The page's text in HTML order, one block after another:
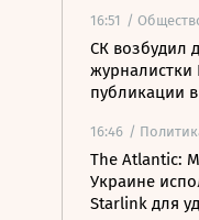
16:51 /
СК возбудил
журналистки
публикации
16:46 /
The Atlantic:
Украине
Starlink для